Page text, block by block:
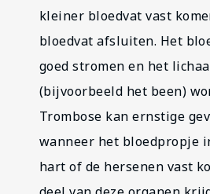
kleiner bloedvat vast
bloedvat afsluiten. Het
goed stromen en het
(bijvoorbeeld het been)
Trombose kan ernstige
wanneer het bloedpropje
hart of de hersenen vast